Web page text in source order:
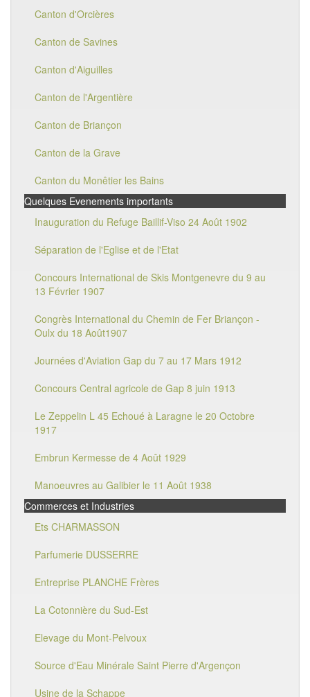
Canton d'Orcières
Canton de Savines
Canton d'Aiguilles
Canton de l'Argentière
Canton de Briançon
Canton de la Grave
Canton du Monêtier les Bains
Quelques Evenements importants
Inauguration du Refuge Baillif-Viso 24 Août 1902
Séparation de l'Eglise et de l'Etat
Concours International de Skis Montgenevre du 9 au
13 Février 1907
Congrès International du Chemin de Fer Briançon -
Oulx du 18 Août1907
Journées d'Aviation Gap du 7 au 17 Mars 1912
Concours Central agricole de Gap 8 juin 1913
Le Zeppelin L 45 Echoué à Laragne le 20 Octobre
1917
Embrun Kermesse de 4 Août 1929
Manoeuvres au Galibier le 11 Août 1938
Commerces et Industries
Ets CHARMASSON
Parfumerie DUSSERRE
Entreprise PLANCHE Frères
La Cotonnière du Sud-Est
Elevage du Mont-Pelvoux
Source d'Eau Minérale Saint Pierre d'Argençon
Usine de la Schappe